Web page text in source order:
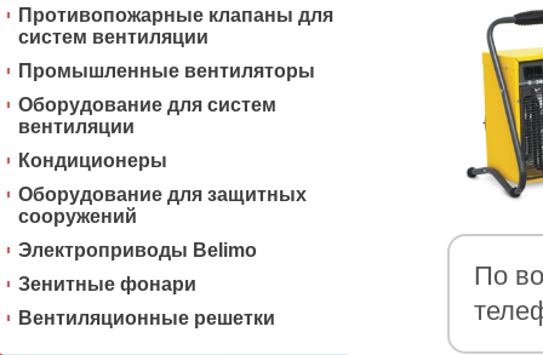
По
Противопожарные клапаны для
систем вентиляции
Промышленные вентиляторы
Оборудование для систем
вентиляции
Кондиционеры
Оборудование для защитных
сооружений
Электроприводы Belimo
Зенитные фонари
Вентиляционные решетки